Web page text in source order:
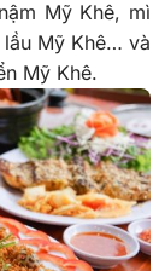
Mỹ Khê, mì
lầu Mỹ Khê… và
Mỹ Khê.